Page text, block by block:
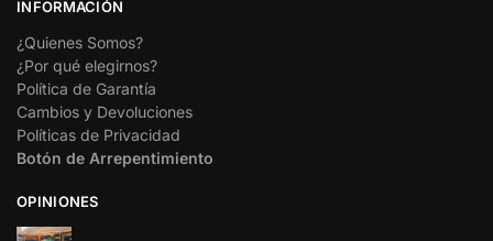
INFORMACIÓN
¿Quienes Somos?
¿Por qué elegirnos?
Política de Garantía
Cambios y Devoluciones
Políticas de Privacidad
Botón de Arrepentimiento
OPINIONES